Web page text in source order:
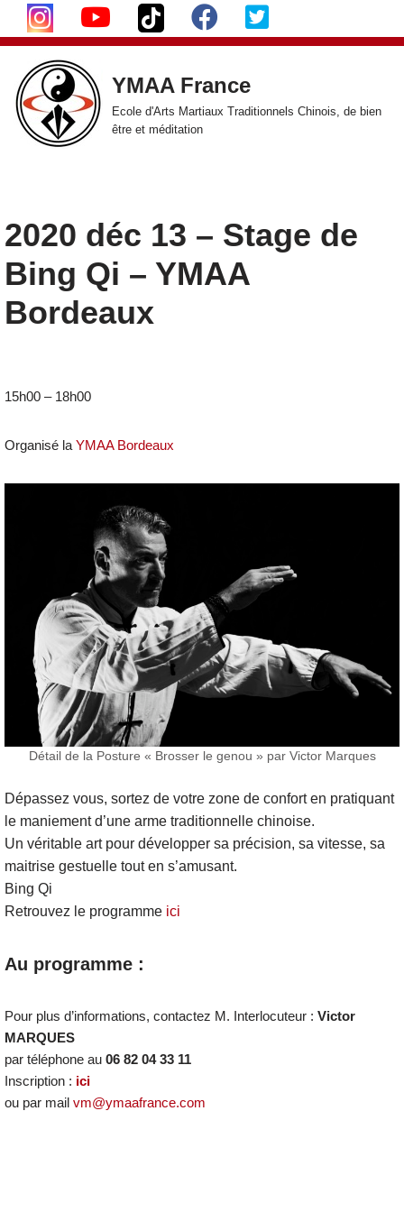
Aller
au
contenu
YMAA France
Ecole d'Arts Martiaux Traditionnels Chinois, de bien
être et méditation
2020 déc 13 – Stage de
Bing Qi – YMAA
Bordeaux
15h00 – 18h00
Organisé la YMAA Bordeaux
Détail de la Posture « Brosser le genou » par Victor Marques
Dépassez vous, sortez de votre zone de confort en pratiquant
le maniement d’une arme traditionnelle chinoise.
Un véritable art pour développer sa précision, sa vitesse, sa
maitrise gestuelle tout en s’amusant.
Bing Qi
Retrouvez le programme ici
Au programme :
Pour plus d’informations, contactez M. Interlocuteur : Victor
MARQUES
par téléphone au 06 82 04 33 11
Inscription : ici
ou par mail vm@ymaafrance.com